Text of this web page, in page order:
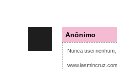
Anônimo
Nunca usei
www.iasmincruz.com